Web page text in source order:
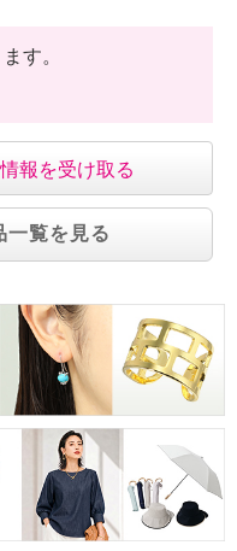
す。
報を受け取る
一覧を見る